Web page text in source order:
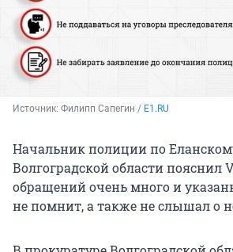
Источник: Филипп Сапегин / E1.RU
Начальник полиции по
Волгоградской области пояснил
обращений очень много и
не помнит, а также не слышал о